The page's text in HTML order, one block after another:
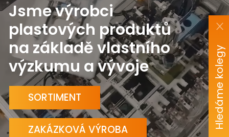
Hledáme kolegy
SORTIMENT
ZAKÁZKOVÁ VÝROBA
Jsmevýrobci
plastových produktů
na základěvlastního
výzkumu avývoje